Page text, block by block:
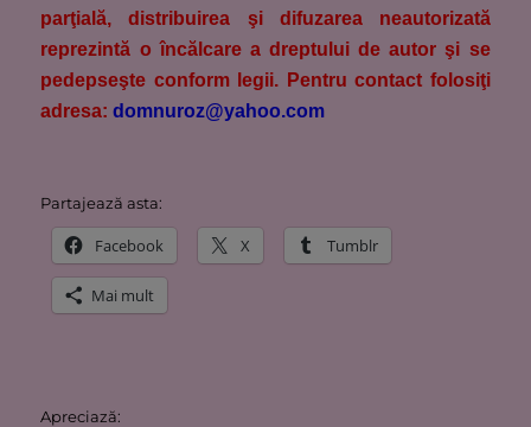
parţială, distribuirea şi difuzarea neautorizată
reprezintă o încălcare a dreptului de autor şi se
pedepseşte conform legii. Pentru contact folosiţi
adresa: domnuroz@yahoo.com
Partajează asta:
Facebook X Tumblr
Mai mult
Apreciază: